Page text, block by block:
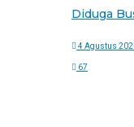
Diduga
4 Agustus
67